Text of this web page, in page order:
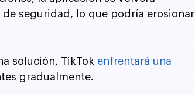
seguridad, lo que podría erosionar
solución, TikTok enfrentará una
gradualmente.